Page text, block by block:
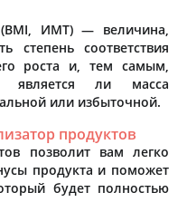
ИМТ) — величина,
степень соответствия
роста и, тем самым,
является ли масса
или избыточной.
продуктов
позволит вам легко
продукта и поможет
будет полностью